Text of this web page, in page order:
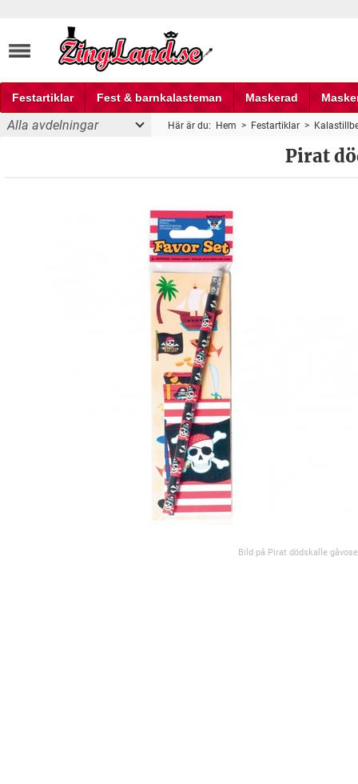
Festartiklar Fest & barnkalasteman Maskerad
Fest och partyprylar
Alla avdelningar Här är du: Hem > Festartiklar >
Pirat
Bild på Pirat dödskalle